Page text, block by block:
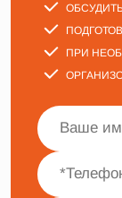
ПРИ